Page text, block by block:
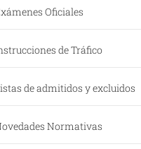
Oficiales
de Tráfico
de admitidos y excluidos
Normativas